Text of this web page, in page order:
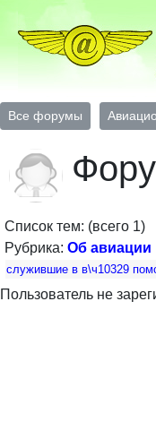
Все форумы
Список тем: (всего 1)
Рубрика: Об авиации
служившие в в\ч10329
Пользователь не